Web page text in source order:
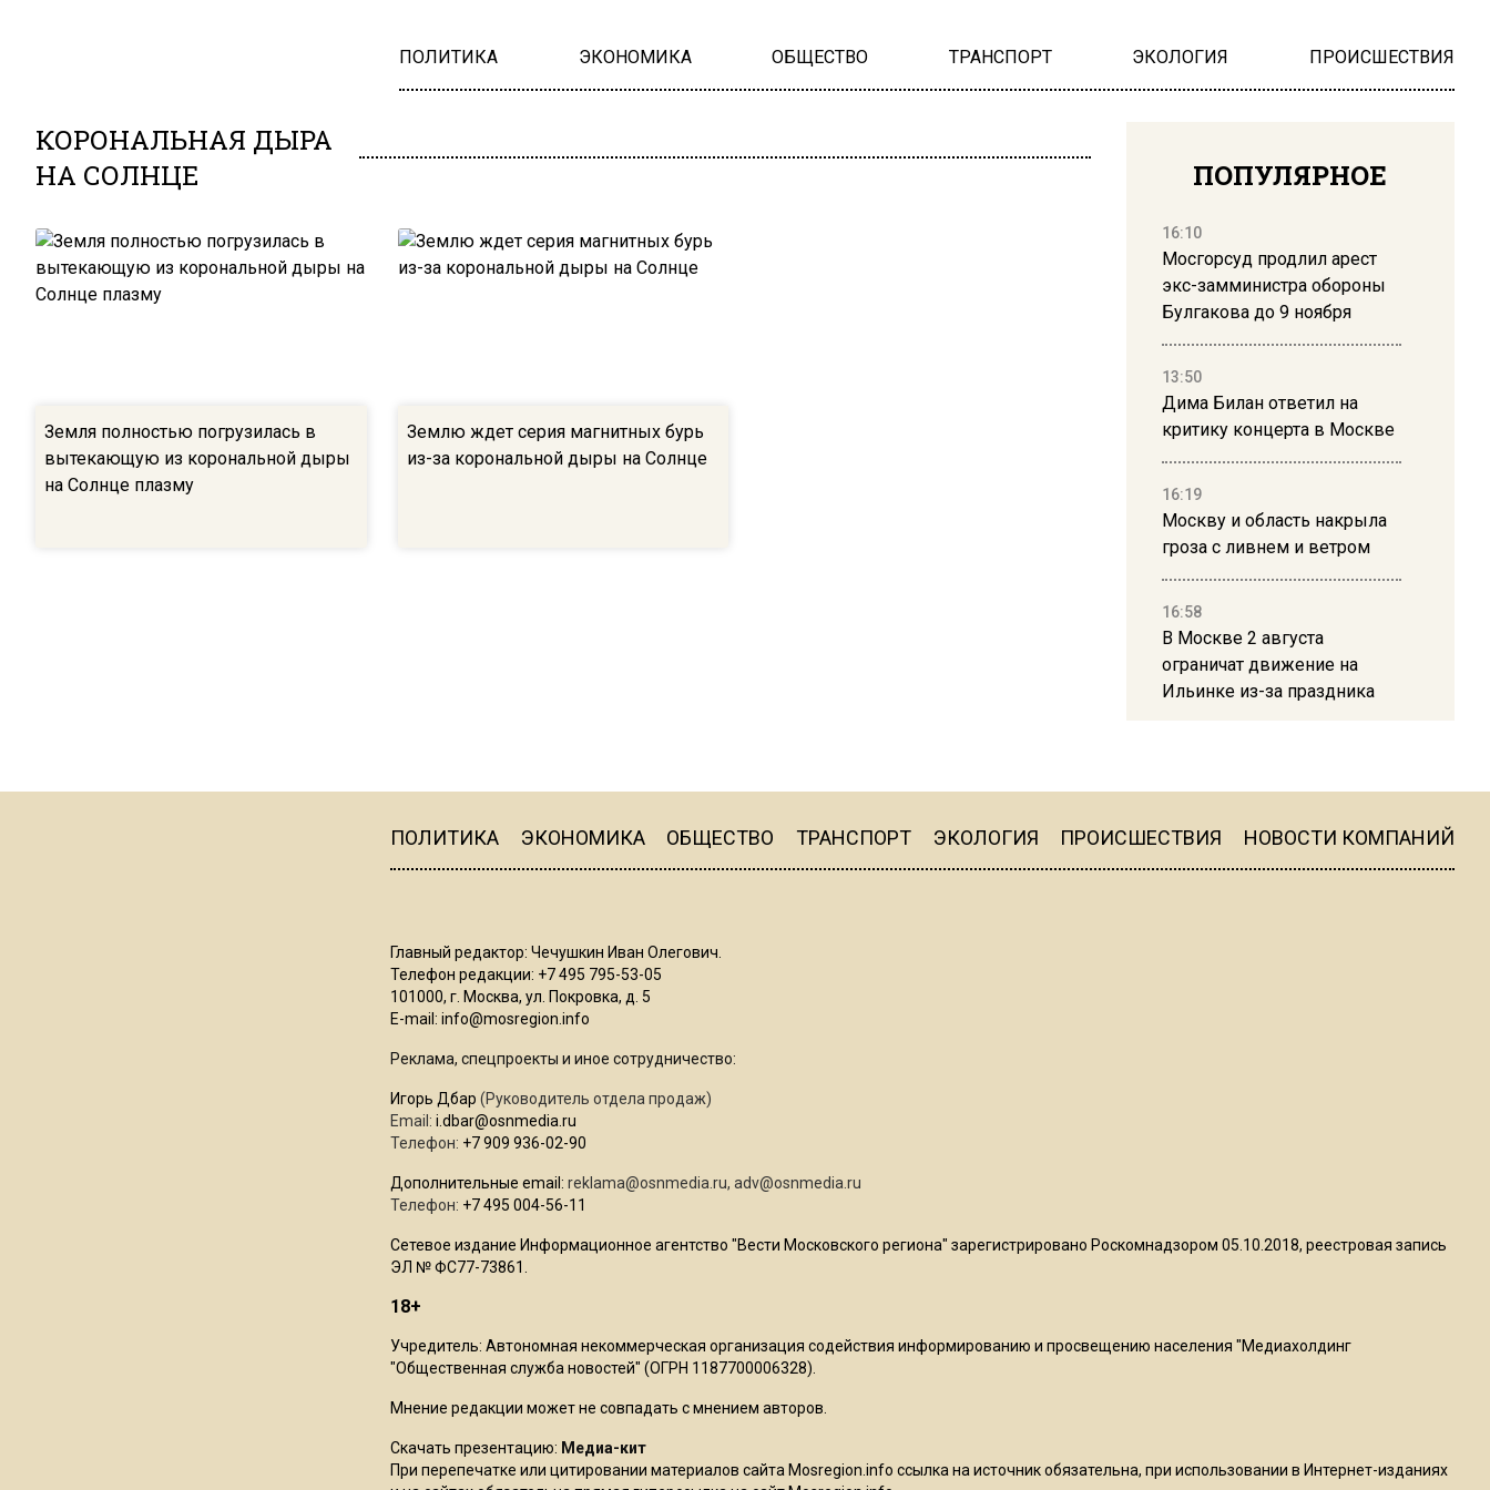
ПОЛИТИКА ЭКОНОМИКА ОБЩЕСТВО ТРАНСПОРТ ЭКОЛОГИЯ ПРОИСШЕСТВИЯ
КОРОНАЛЬНАЯ ДЫРА
НА СОЛНЦЕ
Земля полностью погрузилась в
вытекающую из корональной дыры
на Солнце плазму
Землю ждет серия магнитных бурь
из-за корональной дыры на Солнце
ПОПУЛЯРНОЕ
16:10
Мосгорсуд продлил арест
экс-замминистра обороны
Булгакова до 9 ноября
13:50
Дима Билан ответил на
критику концерта в Москве
16:19
Москву и область накрыла
гроза с ливнем и ветром
16:58
В Москве 2 августа
ограничат движение на
Ильинке из-за праздника
Telegram после обвинений
Роман Терюшков назвал
ПОЛИТИКА ЭКОНОМИКА ОБЩЕСТВО ТРАНСПОРТ ЭКОЛОГИЯ ПРОИСШЕСТВИЯ НОВОСТИ КОМПАНИЙ
Главный редактор: Чечушкин Иван Олегович.
Телефон редакции: +7 495 795-53-05
101000, г. Москва, ул. Покровка, д. 5
E-mail: info@mosregion.info
Реклама, спецпроекты и иное сотрудничество:
Игорь Дбар (Руководитель отдела продаж)
Email: i.dbar@osnmedia.ru
Телефон: +7 909 936-02-90
Дополнительные email: reklama@osnmedia.ru, adv@osnmedia.ru
Телефон: +7 495 004-56-11
Сетевое издание Информационное агентство "Вести Московского региона" зарегистрировано Роскомнадзором 05.10.2018, реестровая запись
ЭЛ № ФС77-73861.
18+
Учредитель: Автономная некоммерческая организация содействия информированию и просвещению населения "Медиахолдинг
"Общественная служба новостей" (ОГРН 1187700006328).
Мнение редакции может не совпадать с мнением авторов.
Скачать презентацию: Медиа-кит
При перепечатке или цитировании материалов сайта Mosregion.info ссылка на источник обязательна, при использовании в Интернет-изданиях